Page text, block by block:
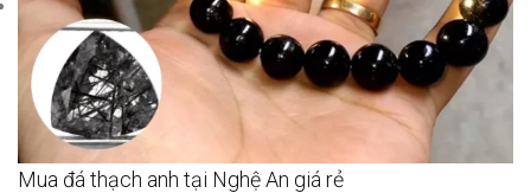
Mua đá thạch anh tại Nghệ An giá rẻ